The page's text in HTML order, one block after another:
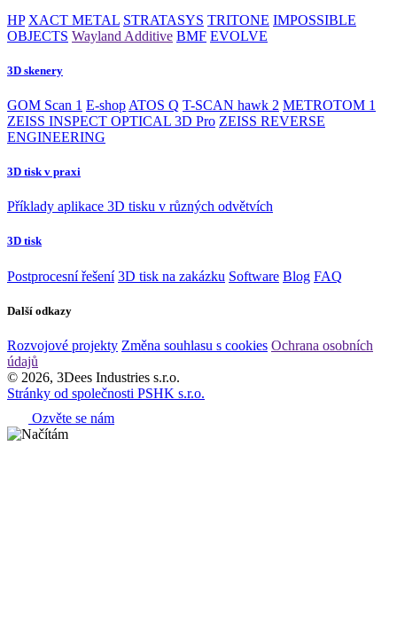
HP XACT METAL STRATASYS TRITONE IMPOSSIBLE
OBJECTS Wayland Additive BMF EVOLVE
3D skenery
GOM Scan 1 E-shop ATOS Q T-SCAN hawk 2 METROTOM 1
ZEISS INSPECT OPTICAL 3D Pro ZEISS REVERSE
ENGINEERING
3D tisk v praxi
Příklady aplikace 3D tisku v různých odvětvích
3D tisk
Postprocesní řešení 3D tisk na zakázku Software Blog FAQ
Další odkazy
Rozvojové projekty Změna souhlasu s cookies Ochrana osobních
údajů
© 2026, 3Dees Industries s.r.o.
Stránky od společnosti PSHK s.r.o.
Ozvěte se nám